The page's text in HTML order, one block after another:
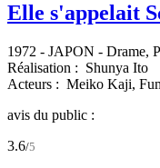
Elle s'appelait
1972 - JAPON - Drame,
Réalisation : Shunya Ito
Acteurs : Meiko Kaji,
avis du public :
3.6/5